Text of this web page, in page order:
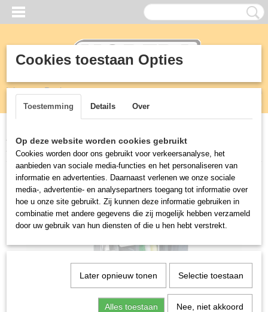
Inloggen Registreren
(0)
Home >Horeca>HACCP>SCHOONMAAKWAGEN PRO-CART
311
Cookies toestaan Opties
Toestemming Details Over
Op deze website worden cookies gebruikt
Cookies worden door ons gebruikt voor verkeersanalyse, het
aanbieden van sociale media-functies en het personaliseren van
informatie en advertenties. Daarnaast verlenen we onze sociale
media-, advertentie- en analysepartners toegang tot informatie over
hoe u onze site gebruikt. Zij kunnen deze informatie gebruiken in
combinatie met andere gegevens die zij mogelijk hebben verzameld
door uw gebruik van hun diensten of die u hen hebt verstrekt.
Later opnieuw tonen Selectie toestaan
Alles toestaan Nee, niet akkoord